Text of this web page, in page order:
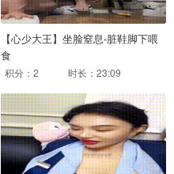
【心少大王】坐脸窒息-脏鞋脚下喂
食
积分：2 时长：23:09